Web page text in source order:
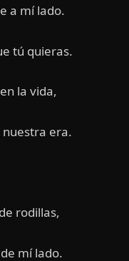
a mí lado.
tú quieras.
la vida,
nuestra era.
rodillas,
mí lado.